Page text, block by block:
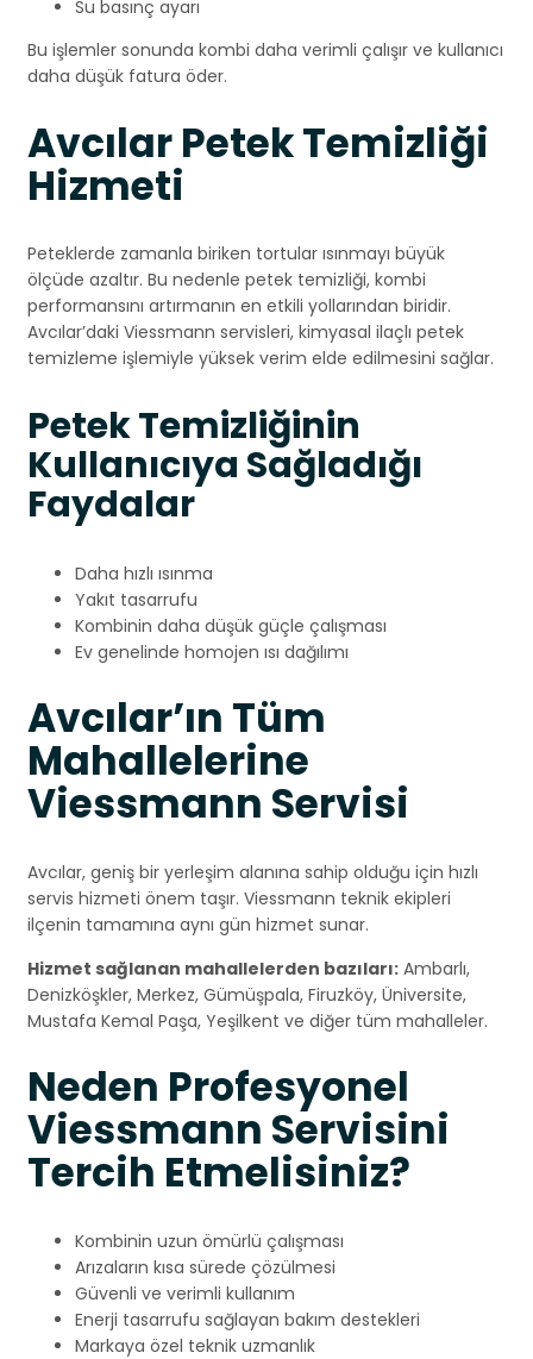
Su basınç ayarı
Bu işlemler sonunda kombi daha verimli çalışır ve kullanıcı
daha düşük fatura öder.
Avcılar Petek Temizliği
Hizmeti
Peteklerde zamanla biriken tortular ısınmayı büyük
ölçüde azaltır. Bu nedenle petek temizliği, kombi
performansını artırmanın en etkili yollarından biridir.
Avcılar’daki Viessmann servisleri, kimyasal ilaçlı petek
temizleme işlemiyle yüksek verim elde edilmesini sağlar.
Petek Temizliğinin
Kullanıcıya Sağladığı
Faydalar
Daha hızlı ısınma
Yakıt tasarrufu
Kombinin daha düşük güçle çalışması
Ev genelinde homojen ısı dağılımı
Avcılar’ın Tüm
Mahallelerine
Viessmann Servisi
Avcılar, geniş bir yerleşim alanına sahip olduğu için hızlı
servis hizmeti önem taşır. Viessmann teknik ekipleri
ilçenin tamamına aynı gün hizmet sunar.
Hizmet sağlanan mahallelerden bazıları: Ambarlı,
Denizköşkler, Merkez, Gümüşpala, Firuzköy, Üniversite,
Mustafa Kemal Paşa, Yeşilkent ve diğer tüm mahalleler.
Neden Profesyonel
Viessmann Servisini
Tercih Etmelisiniz?
Kombinin uzun ömürlü çalışması
Arızaların kısa sürede çözülmesi
Güvenli ve verimli kullanım
Enerji tasarrufu sağlayan bakım destekleri
Markaya özel teknik uzmanlık